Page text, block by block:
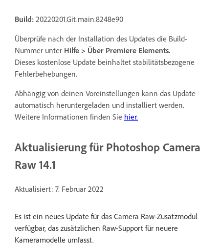
Build: 20220201.Git.main.8248e90
Überprüfe nach der Installation des Updates die Build-
Nummer unter Hilfe > Über Premiere Elements.
Dieses kostenlose Update beinhaltet stabilitätsbezogene
Fehlerbehebungen.
Abhängig von deinen Voreinstellungen kann das Update
automatisch heruntergeladen und installiert werden.
Weitere Informationen finden Sie hier.
Aktualisierung für Photoshop Camera
Raw 14.1
Aktualisiert: 7. Februar 2022
Es ist ein neues Update für das Camera Raw-Zusatzmodul
verfügbar, das zusätzlichen Raw-Support für neuere
Kameramodelle umfasst.